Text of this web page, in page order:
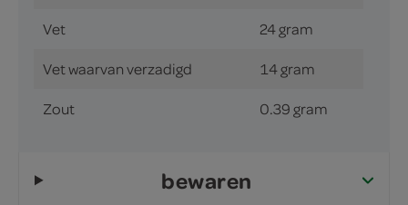
Vet 24 gram
Vet waarvan verzadigd 14 gram
Zout 0.39 gram
bewaren